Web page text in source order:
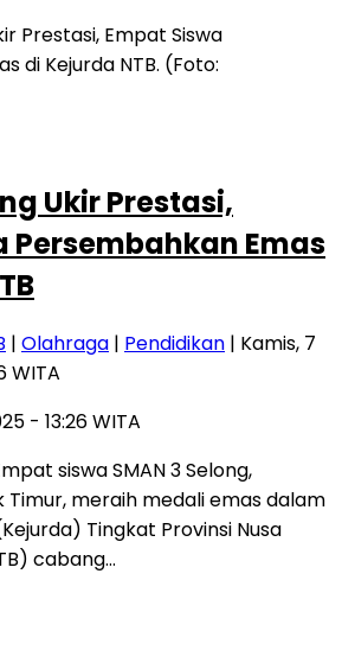
Ukir Prestasi,
Persembahkan Emas
| Olahraga | Pendidikan | Kamis, 7
WITA
- 13:26 WITA
siswa SMAN 3 Selong,
Timur, meraih medali emas dalam
Tingkat Provinsi Nusa
cabang…